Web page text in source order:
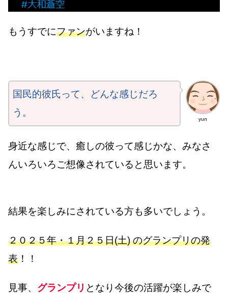
もうすでにファンがいますね！
yun
国民的彼氏って、どんな感じだろ
う。
身近な感じで、癒しの彼って感じかな、みなさ
んいろいろご想像されていると思います。
結果を楽しみにされている方も多いでしょう。
２０２５年・１月２５日(土) のグランプリの発
表 ！！
見事、 グランプリ となり今後の活躍が楽しみで